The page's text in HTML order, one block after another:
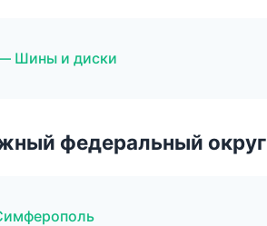
Шины и диски
федеральный округ